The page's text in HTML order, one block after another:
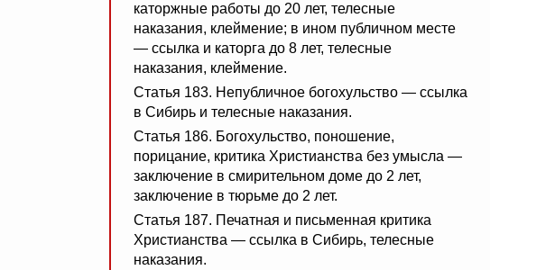
каторжные работы до 20 лет, телесные
наказания, клеймение; в ином публичном месте
— ссылка и каторга до 8 лет, телесные
наказания, клеймение.
Статья 183. Непубличное богохульство — ссылка
в Сибирь и телесные наказания.
Статья 186. Богохульство, поношение,
порицание, критика Христианства без умысла —
заключение в смирительном доме до 2 лет,
заключение в тюрьме до 2 лет.
Статья 187. Печатная и письменная критика
Христианства — ссылка в Сибирь, телесные
наказания.